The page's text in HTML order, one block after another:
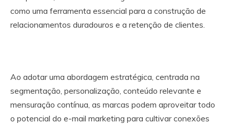
como uma ferramenta essencial para a construção de
relacionamentos duradouros e a retenção de clientes.
Ao adotar uma abordagem estratégica, centrada na
segmentação, personalização, conteúdo relevante e
mensuração contínua, as marcas podem aproveitar todo
o potencial do e-mail marketing para cultivar conexões